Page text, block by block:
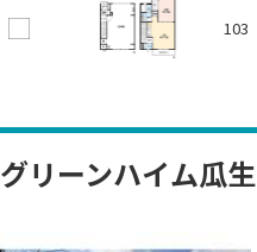
103
リーンハイム瓜生